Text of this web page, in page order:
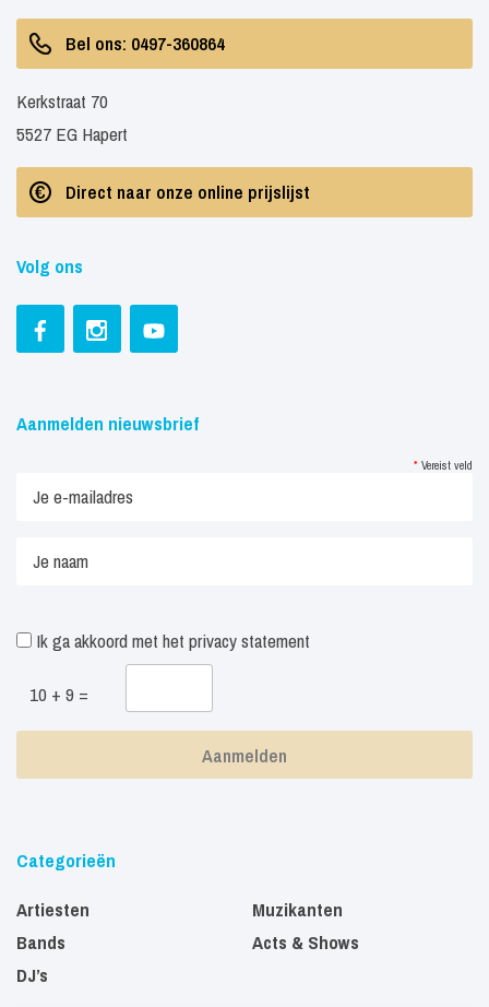
Bel ons: 0497-360864
Kerkstraat 70
5527 EG Hapert
Direct naar onze online prijslijst
Volg ons
Aanmelden nieuwsbrief
* Vereist veld
Ik ga akkoord met het privacy statement
10 + 9 =
Categorieën
Artiesten
Bands
DJ’s
Muzikanten
Acts & Shows